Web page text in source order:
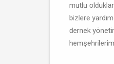
mutlu
bizlere
dernek